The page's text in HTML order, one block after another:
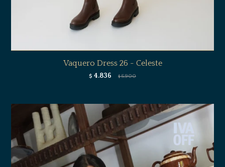
Vaquero Dress 26 - Celeste
$ 4.836 $ 5.900